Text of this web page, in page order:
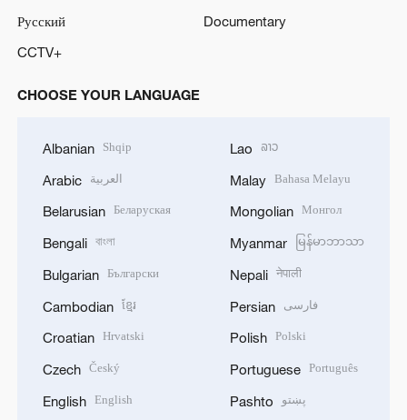
Русский
Documentary
CCTV+
CHOOSE YOUR LANGUAGE
Albanian Shqip
Arabic العربية
Belarusian Беларуская
Bengali বাংলা
Bulgarian Български
Cambodian ខ្មែរ
Croatian Hrvatski
Czech Český
English English
Lao ລາວ
Malay Bahasa Melayu
Mongolian Монгол
Myanmar မြန်မာဘာသာ
Nepali नेपाली
Persian فارسی
Polish Polski
Portuguese Português
Pashto پښتو